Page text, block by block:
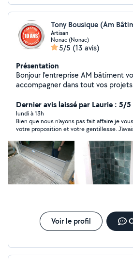
Tony Bousique (Am
Artisan
Nonac (Nonac)
5/5 (13 avis)
Présentation
Bonjour l'entreprise AM bâtiment
accompagner dans tout vos
la plaquisterie, en plomberie, en
revêtement de sol, en cuisine, et en
maçonnerie ect..avec une
bâtiment et de 4ans dans les espaces
pas à me contacter. Secteur toute
Dordogne, gironde. Cordialement.
Dernier avis laissé par Laurie : 5/5
lundi à 13h
Bien que nous n'ayons pas fait affaire je
votre proposition et votre gentillesse.
Voir le profil